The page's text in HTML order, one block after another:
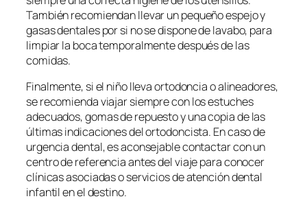
También recomiendan llevar un pequeño espejo y
gasas dentales por si no se dispone de lavabo, para
limpiar la boca temporalmente después de las
comidas.
Finalmente, si el niño lleva ortodoncia o alineadores,
se recomienda viajar siempre con los estuches
adecuados, gomas de repuesto y una copia de las
últimas indicaciones del ortodoncista. En caso de
urgencia dental, es aconsejable contactar con un
centro de referencia antes del viaje para conocer
clínicas asociadas o servicios de atención dental
infantil en el destino.